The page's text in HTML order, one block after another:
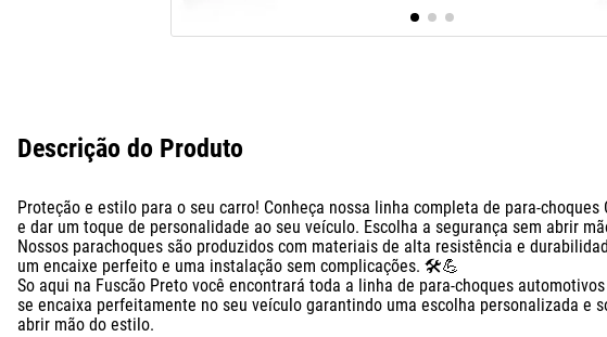
Descrição do Produto
Proteção e estilo para o seu carro! Conheça nossa linha completa de para-
e dar um toque de personalidade ao seu veículo. Escolha a segurança sem abrir
Nossos parachoques são produzidos com materiais de alta resistência e
um encaixe perfeito e uma instalação sem complicações. 🛠️💪
So aqui na Fuscão Preto você encontrará toda a linha de para-choques
se encaixa perfeitamente no seu veículo garantindo uma escolha personalizada
abrir mão do estilo.